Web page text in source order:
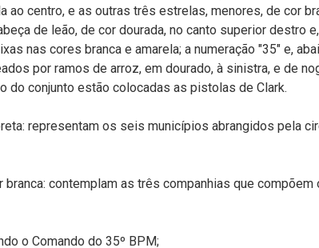
ao centro, e as outras três estrelas, menores, de cor
de leão, de cor dourada, no canto superior destro
nas cores branca e amarela; a numeração "35" e,
por ramos de arroz, em dourado, à sinistra, e de
do conjunto estão colocadas as pistolas de Clark.
representam os seis municípios abrangidos pela
contemplam as três companhias que compõem
o Comando do 35º BPM;